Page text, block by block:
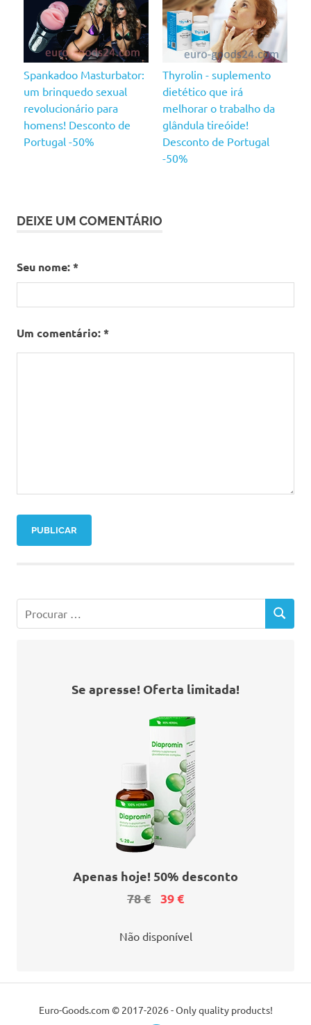
Spankadoo Masturbator:
um brinquedo sexual
revolucionário para
homens! Desconto de
Portugal -50%
Thyrolin - suplemento
dietético que irá
melhorar o trabalho da
glândula tireóide!
Desconto de Portugal
-50%
DEIXE UM COMENTÁRIO
Seu nome:*
Um comentário:*
Se apresse! Oferta limitada!
Apenas hoje! 50% desconto
78 €
39 €
Não disponível
Euro-Goods.com © 2017-2026 - Only quality products!